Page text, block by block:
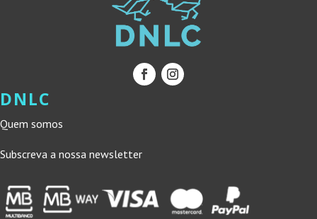
DNLC
Quem somos
Subscreva a nossa newsletter